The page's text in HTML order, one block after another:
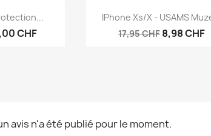
CHF
Aperçu rapide
IPhone Xs/X - USAMS
17,95 CHF 8,98 CHF
avis n'a été publié pour le moment.